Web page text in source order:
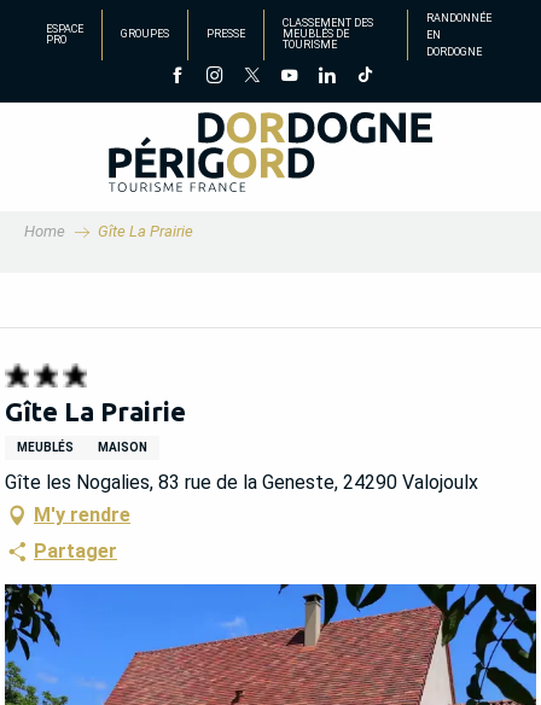
principal
ESPACE
PRO
GROUPES PRESSE
CLASSEMENT DES
MEUBLÉS DE
TOURISME
RANDONNÉE
EN
DORDOGNE
Home Gîte La Prairie
Gîte La Prairie
MEUBLÉS MAISON
Gîte les Nogalies, 83 rue de la Geneste, 24290 Valojoulx
M'y rendre
Partager